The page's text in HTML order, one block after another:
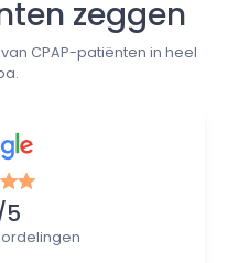
zeggen
CPAP-patiënten in heel
5